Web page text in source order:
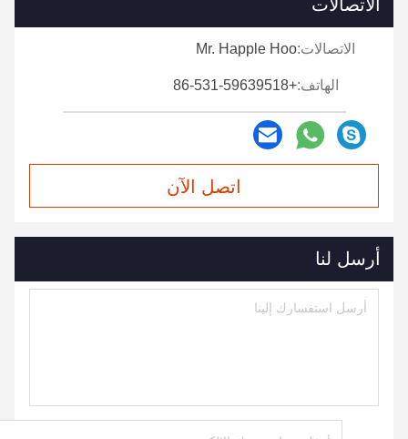
الاتصالات
الاتصالات:Mr. Happle Hoo
الهاتف:+86-531-59639518
اتصل الآن
أرسل لنا